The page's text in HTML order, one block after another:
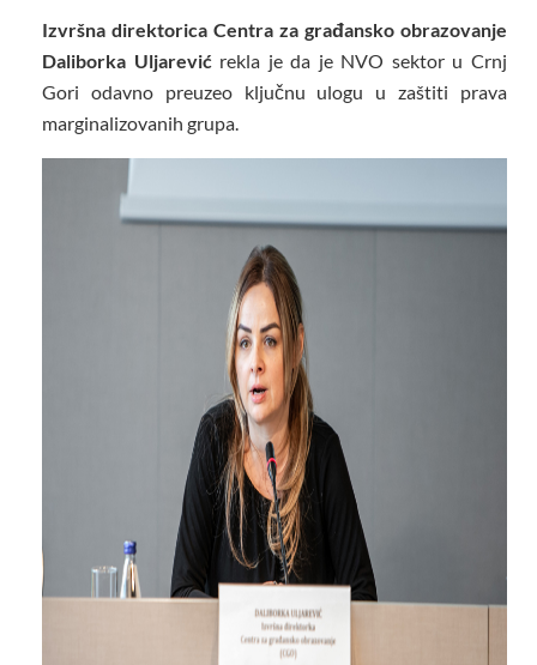
Izvršna direktorica Centra za građansko obrazovanje
Daliborka Uljarevićrekla je da je NVO sektor u Crnj
Gori odavno preuzeo ključnu ulogu u zaštiti prava
marginalizovanih grupa.